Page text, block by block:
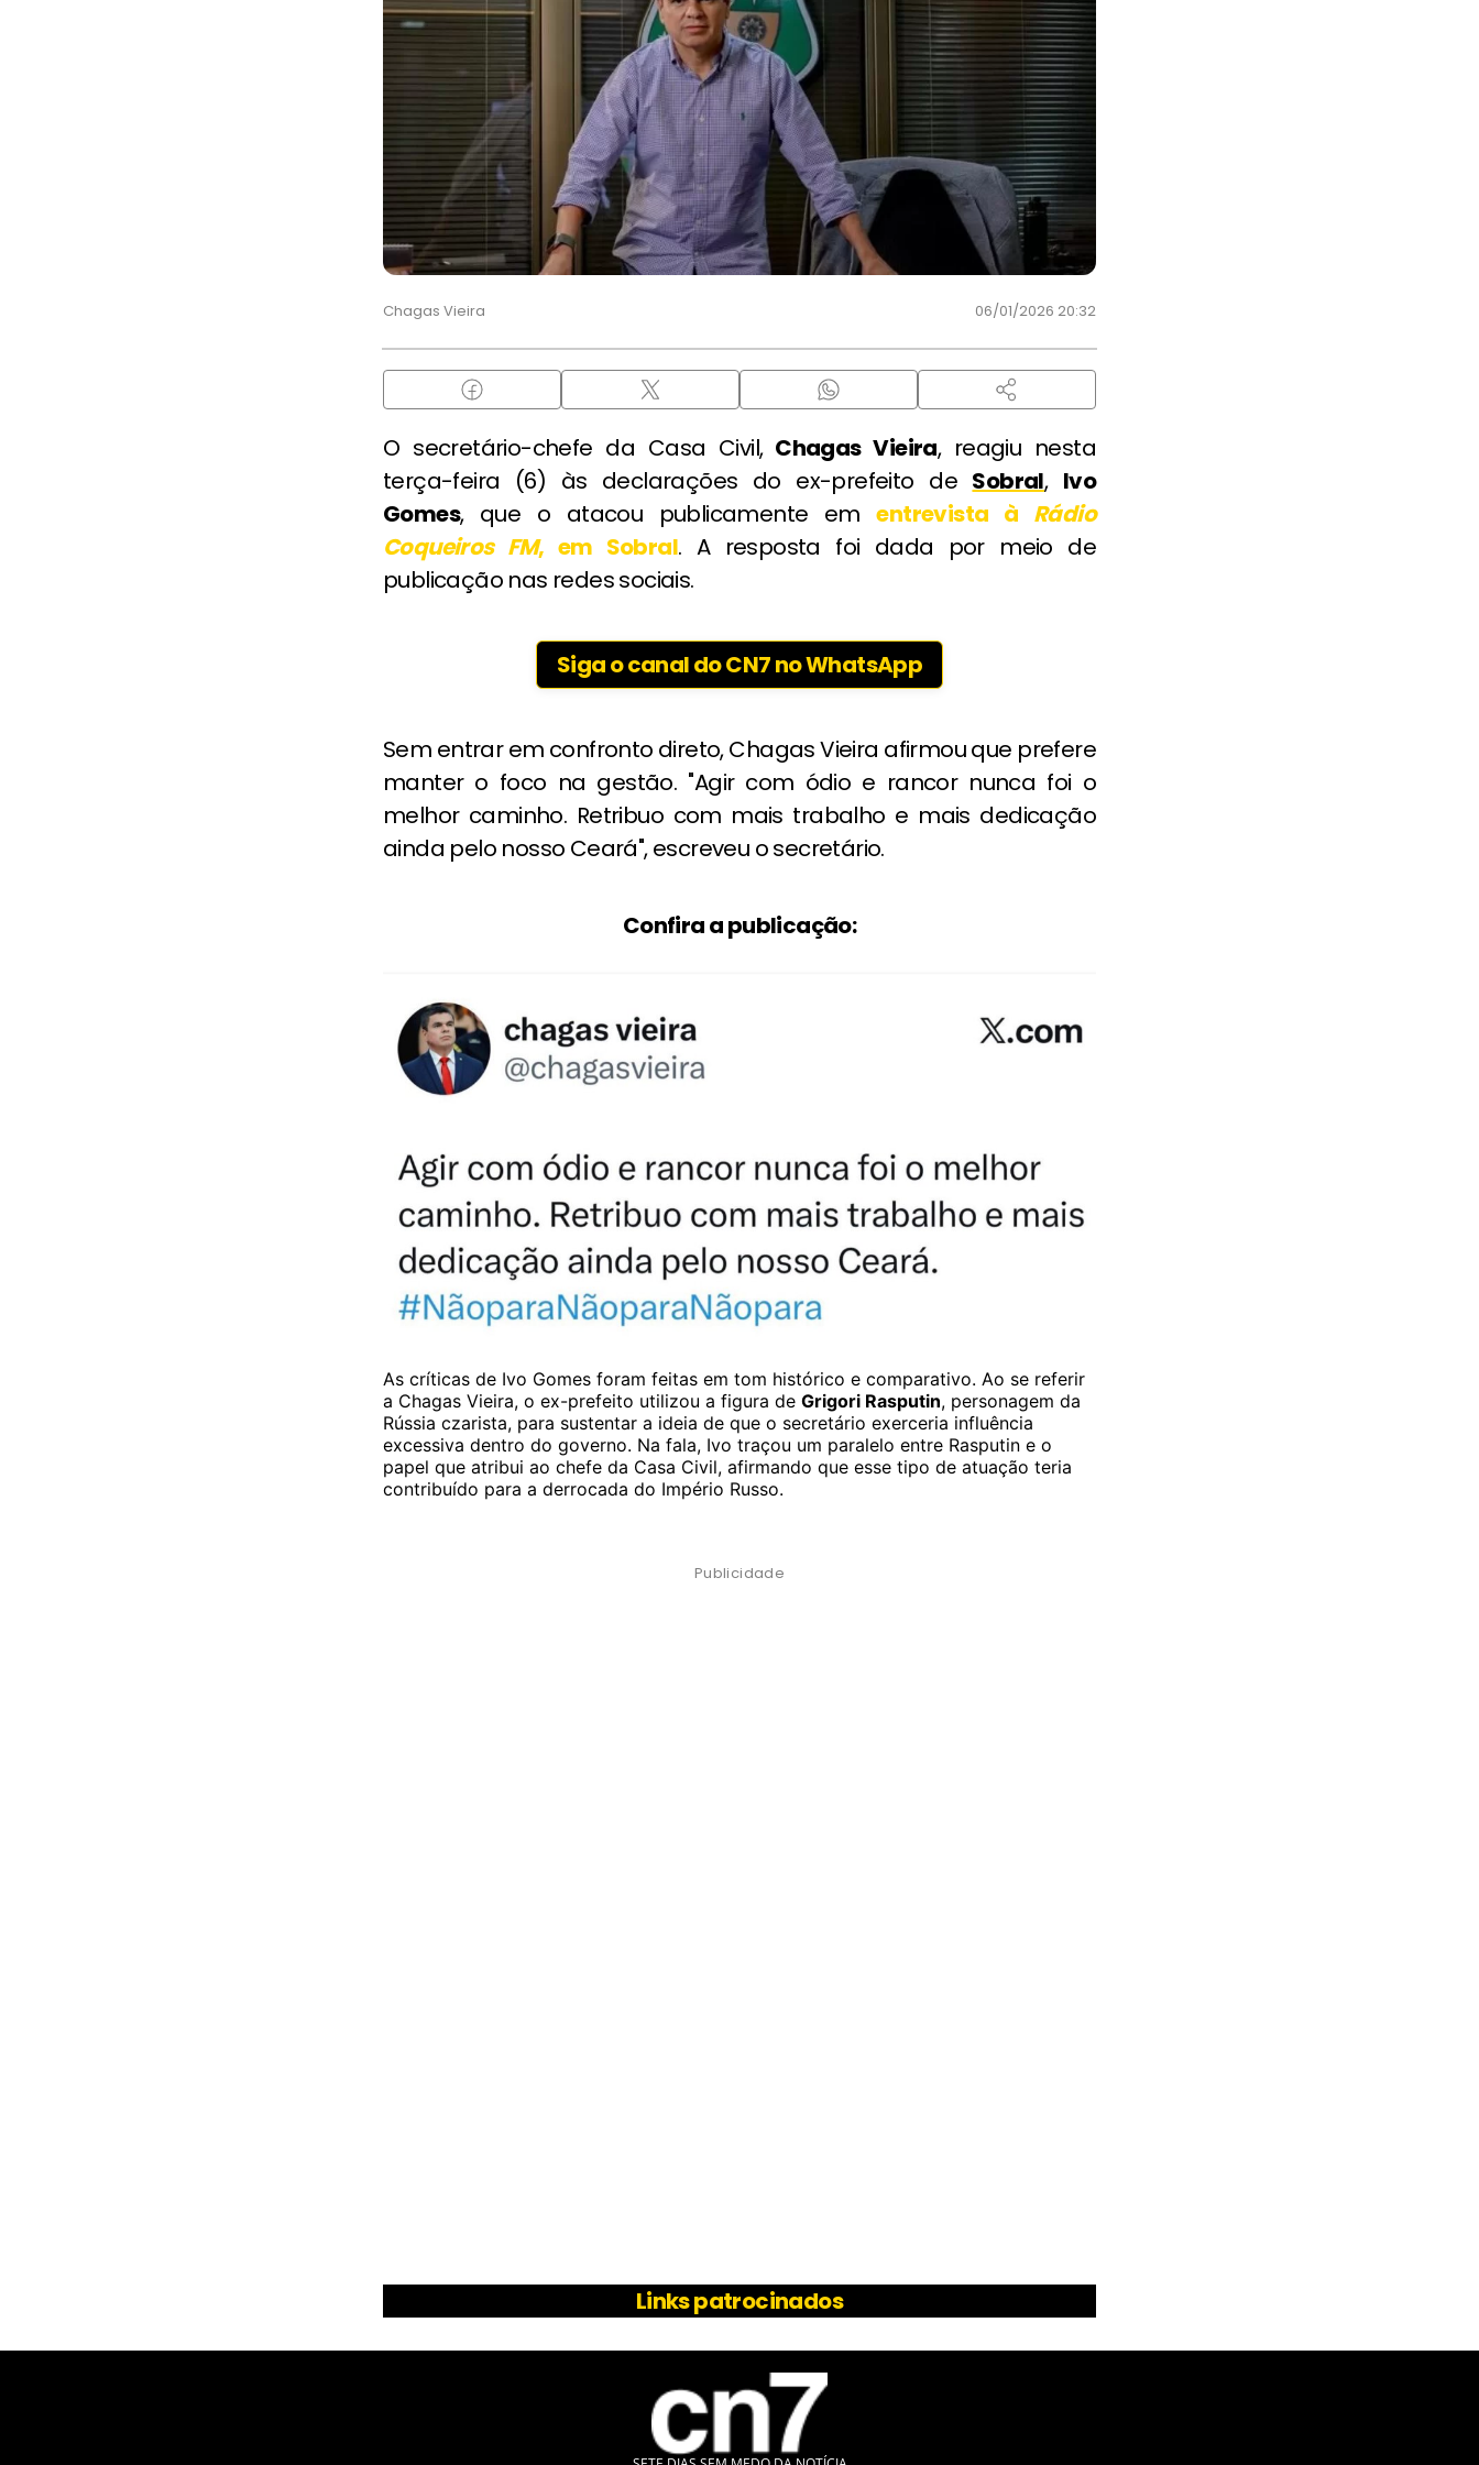
Chagas Vieira 06/01/2026 20:32
O secretário-chefe da Casa Civil,Chagas Vieira, reagiu nesta
terça-feira (6) às declarações do ex-prefeito de Sobral, Ivo
Gomes, que o atacou publicamente ementrevista à Rádio
Coqueiros FM, em Sobral. A resposta foi dada por meio de
publicação nas redes sociais.
Siga o canal do CN7 no WhatsApp
Sem entrar em confronto direto, Chagas Vieira afirmou que prefere
manter o foco na gestão. "Agir com ódio e rancor nunca foi o
melhor caminho. Retribuo com mais trabalho e mais dedicação
ainda pelo nosso Ceará", escreveu o secretário.
Confira a publicação:
As críticas de Ivo Gomes foram feitas em tom histórico e comparativo. Ao se referir
a Chagas Vieira, o ex-prefeito utilizou a figura de Grigori Rasputin, personagem da
Rússia czarista, para sustentar a ideia de que o secretário exerceria influência
excessiva dentro do governo. Na fala, Ivo traçou um paralelo entre Rasputin e o
papel que atribui ao chefe da Casa Civil, afirmando que esse tipo de atuação teria
contribuído para a derrocada do Império Russo.
Publicidade
Links patrocinados